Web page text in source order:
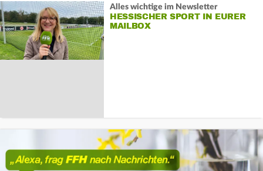
Alles wichtige im Newsletter
HESSISCHER SPORT IN EURER
MAILBOX